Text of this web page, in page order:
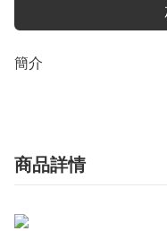
簡介
商品詳情